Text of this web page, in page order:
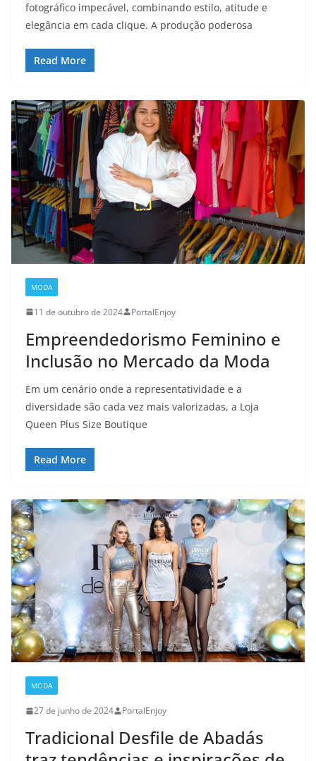
fotográfico impecável, combinando estilo, atitude e
elegância em cada clique. A produção poderosa
Read More
MODA
11 de outubro de 2024 PortalEnjoy
Empreendedorismo Feminino e
Inclusão no Mercado da Moda
Em um cenário onde a representatividade e a
diversidade são cada vez mais valorizadas, a Loja
Queen Plus Size Boutique
Read More
MODA
27 de junho de 2024 PortalEnjoy
Tradicional Desfile de Abadás